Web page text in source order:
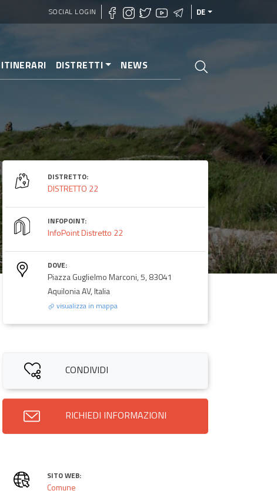
SOCIAL LOGIN DE
ITINERARI DISTRETTI NEWS
DISTRETTO:
DISTRETTO 22
INFOPOINT:
InfoPoint Distretto 22
DOVE:
Piazza Guglielmo Marconi, 5, 83041
Aquilonia AV, Italia
visualizza in mappa
CONDIVIDI
RICHIEDI INFORMAZIONI
SITO WEB:
Comune